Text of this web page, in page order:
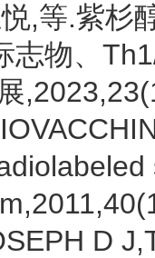
,等.紫杉
志物、
D